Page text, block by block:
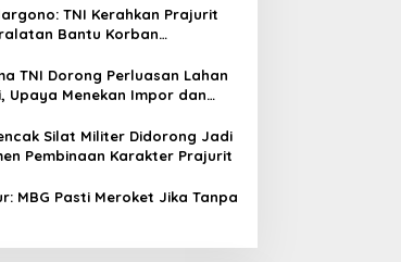
TNI Kerahkan Prajurit
Bantu Korban
TNI Dorong Perluasan Lahan
Upaya Menekan Impor dan
Silat Militer Didorong Jadi
Pembinaan Karakter Prajurit
MBG Pasti Meroket Jika Tanpa